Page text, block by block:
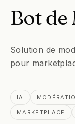
Botde
Solution de
pour
IA
MARKETPLACE